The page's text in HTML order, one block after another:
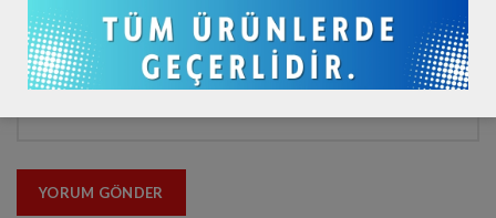
İnternet sitesi